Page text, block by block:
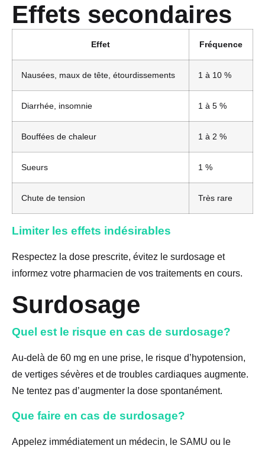
Effets secondaires
Effet Fréquence
Nausées, maux de tête, étourdissements 1 à 10 %
Diarrhée, insomnie 1 à 5 %
Bouffées de chaleur 1 à 2 %
Sueurs 1 %
Chute de tension Très rare
Limiter les effets indésirables
Respectez la dose prescrite, évitez le surdosage et
informez votre pharmacien de vos traitements en cours.
Surdosage
Quel est le risque en cas de surdosage?
Au-delà de 60 mg en une prise, le risque d’hypotension,
de vertiges sévères et de troubles cardiaques augmente.
Ne tentez pas d’augmenter la dose spontanément.
Que faire en cas de surdosage?
Appelez immédiatement un médecin, le SAMU ou le